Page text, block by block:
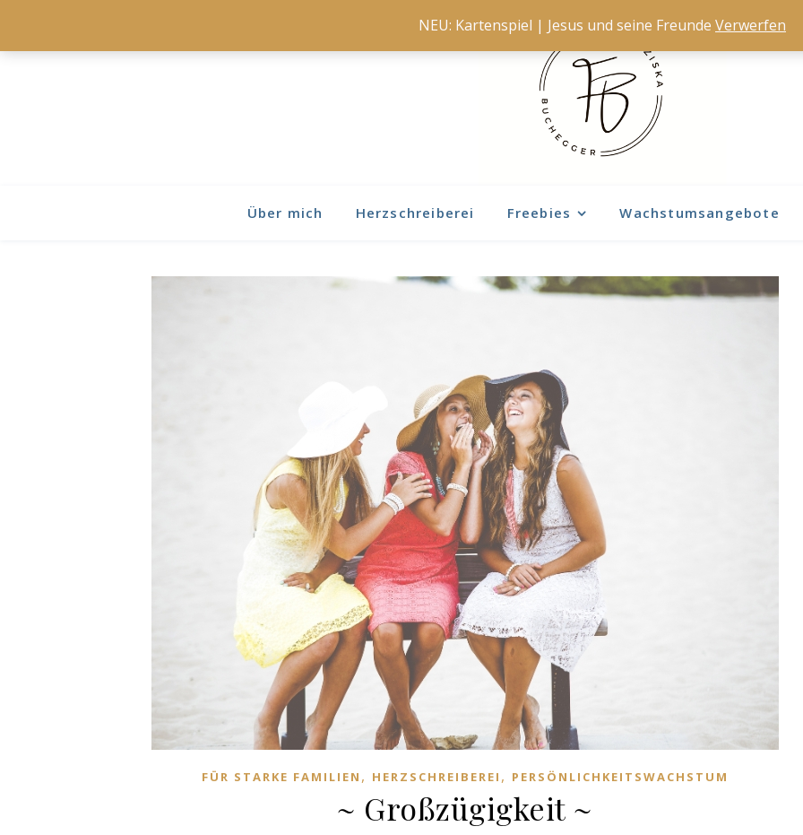
Über mich Herzschreiberei Freebies Wachstumsangebote
FÜR STARKE FAMILIEN , HERZSCHREIBEREI , PERSÖNLICHKEITSWACHSTUM
~ Großzügigkeit ~
NEU: Kartenspiel | Jesus und seine Freunde Verwerfen